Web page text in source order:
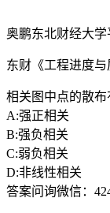
奥鹏东北财经大
东财《工程进度
相关图中点的散布
A:强正相关
B:强负相关
C:弱负相关
D:非线性相关
答案问询微信：